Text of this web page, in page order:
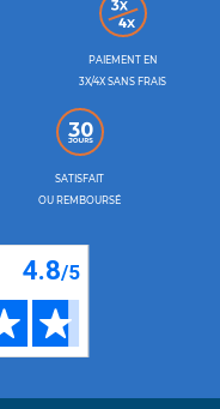
PAIEMENT EN
3X/4X SANS FRAIS
SATISFAIT
OU REMBOURSÉ